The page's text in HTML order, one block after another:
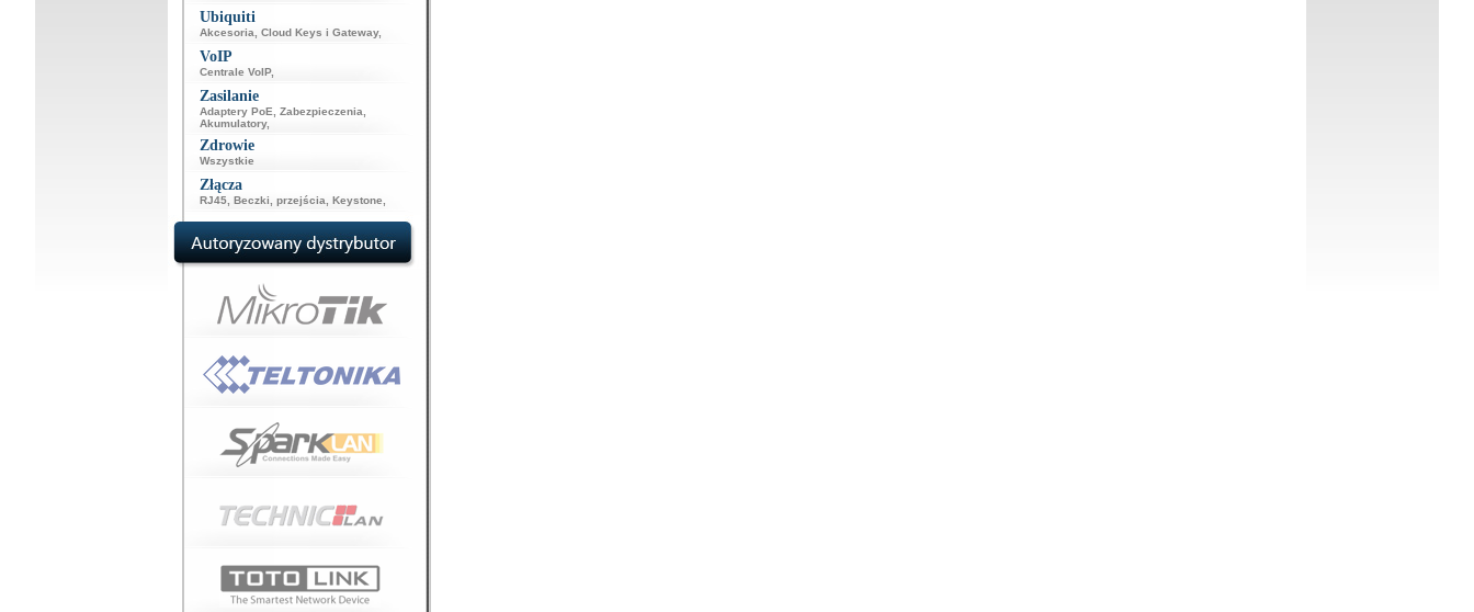
Ubiquiti
Akcesoria Cloud Keys i Gateway,
VoIP
Centrale VoIP,
Zasilanie
Adaptery PoE Zabezpieczenia
Akumulatory,
Zdrowie
Wszystkie
Złącza
RJ45, Beczki, przejścia Keystone